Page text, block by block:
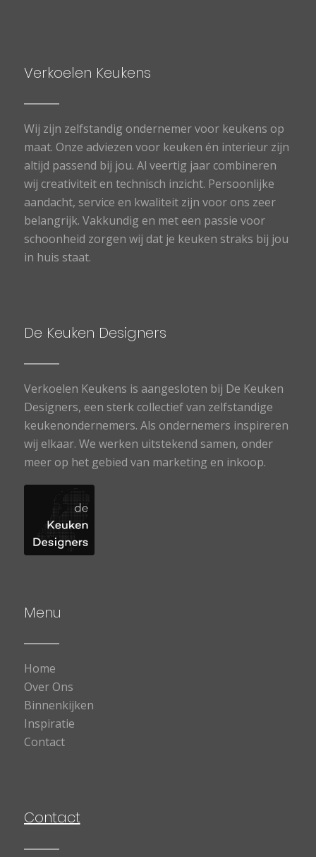
Verkoelen Keukens
Wij zijn zelfstandig ondernemer voor keukens op
maat. Onze adviezen voor keuken én interieur zijn
altijd passend bij jou. Al veertig jaar combineren
wij creativiteit en technisch inzicht. Persoonlijke
aandacht, service en kwaliteit zijn voor ons zeer
belangrijk. Vakkundig en met een passie voor
schoonheid zorgen wij dat je keuken straks bij jou
in huis staat.
De Keuken Designers
Verkoelen Keukens is aangesloten bij De Keuken
Designers, een sterk collectief van zelfstandige
keukenondernemers. Als ondernemers inspireren
wij elkaar. We werken uitstekend samen, onder
meer op het gebied van marketing en inkoop.
Menu
Home
Over Ons
Binnenkijken
Inspiratie
Contact
Contact